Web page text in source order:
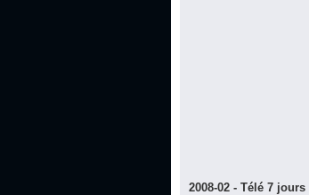
2008-02 - Télé 7 jours